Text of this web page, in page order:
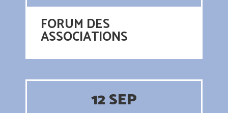
FORUM DES
ASSOCIATIONS
12 SEP